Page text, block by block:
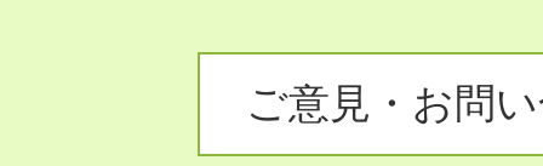
ご意見・お問